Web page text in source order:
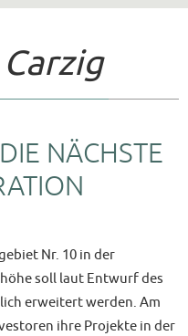
Carzig
NÄCHSTE
Nr. 10 in der
soll laut Entwurf des
erweitert werden. Am
ihre Projekte in der